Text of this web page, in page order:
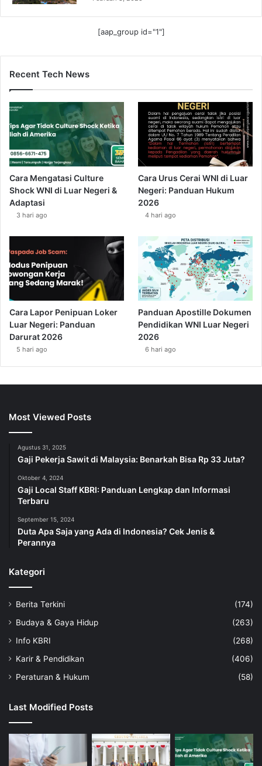
[aap_group id="1"]
Recent Tech News
Cara Mengatasi Culture
Shock WNI di Luar Negeri &
Adaptasi
3 hari ago
Cara Urus Cerai WNI di Luar
Negeri: Panduan Hukum
2026
4 hari ago
Cara Lapor Penipuan Loker
Luar Negeri: Panduan
Darurat 2026
5 hari ago
Panduan Apostille Dokumen
Pendidikan WNI Luar Negeri
2026
6 hari ago
Most Viewed Posts
Agustus 31, 2025
Gaji Pekerja Sawit di Malaysia: Benarkah Bisa Rp 33 Juta?
Oktober 4, 2024
Gaji Local Staff KBRI: Panduan Lengkap dan Informasi
Terbaru
September 15, 2024
Duta Apa Saja yang Ada di Indonesia? Cek Jenis &
Perannya
Kategori
Berita Terkini
(174)
Budaya & Gaya Hidup
(263)
Info KBRI
(268)
Karir & Pendidikan
(406)
Peraturan & Hukum
(58)
Last Modified Posts